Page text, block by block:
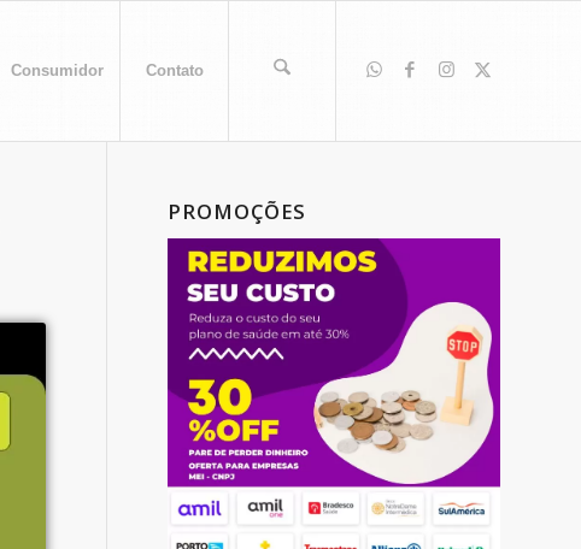
Consumidor Contato
PROMOÇÕES